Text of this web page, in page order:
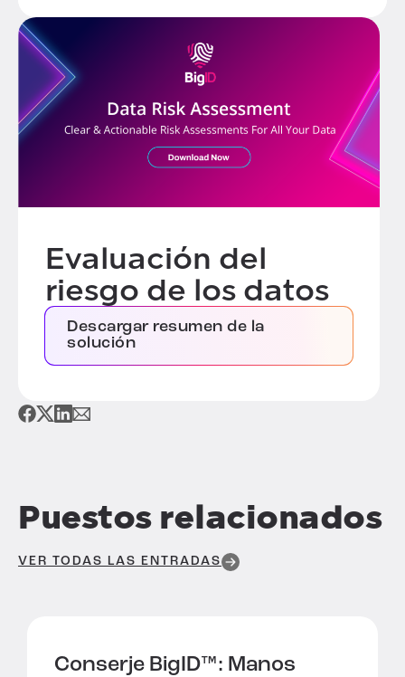
Evaluación del
riesgo de los datos
Descargar resumen de la
solución
Puestos relacionados
VER TODAS LAS ENTRADAS
Conserje BigID™: Manos